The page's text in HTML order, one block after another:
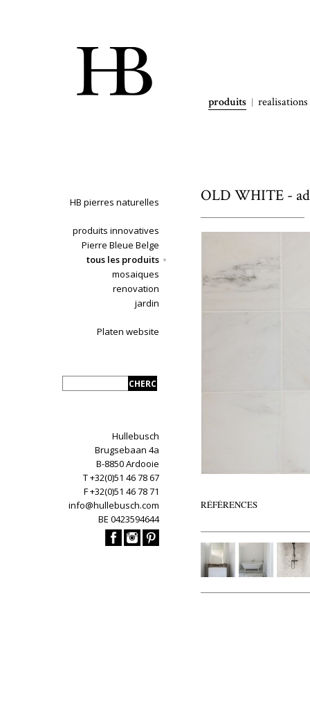
produits realisations
HB pierres naturelles
produits innovatives
Pierre Bleue Belge
tous les produits
mosaiques
renovation
jardin
Platen website
Hullebusch
Brugsebaan 4a
B-8850 Ardooie
T +32(0)51 46 78 67
F +32(0)51 46 78 71
info@hullebusch.com
BE 0423594644
OLD WHITE -
RÉFÉRENCES